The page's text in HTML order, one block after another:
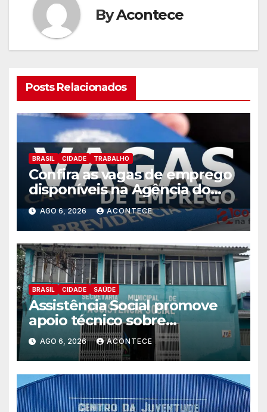
ByAcontece
Posts Relacionados
BRASIL CIDADE TRABALHO
Confira as vagas de emprego
disponíveis na Agência do
Trabalhador
AGO 6, 2026 ACONTECE
BRASIL CIDADE SAÚDE
Assistência Social promove
apoio técnico sobre
preparação e resposta a
situações de emergência e
calamidade pública
AGO 6, 2026 ACONTECE